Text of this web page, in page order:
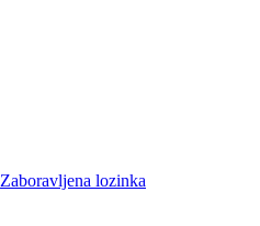
Zaboravljena lozinka